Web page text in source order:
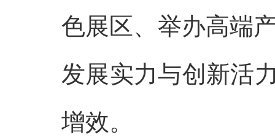
色展区、举办高端
发展实力与创新活
增效。